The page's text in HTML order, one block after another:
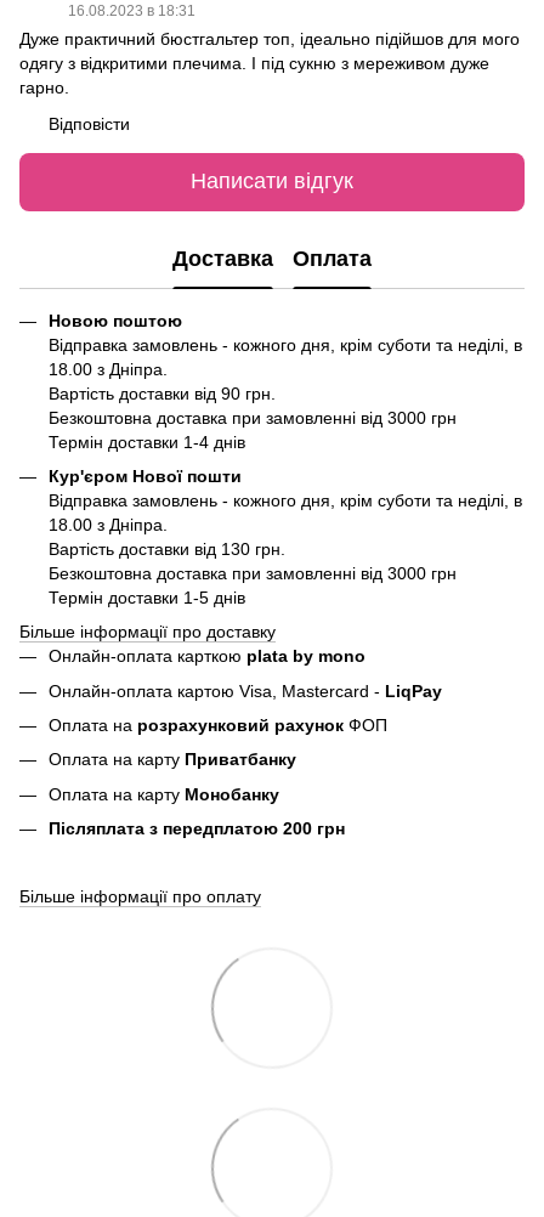
16.08.2023 в 18:31
Дуже практичний бюстгальтер топ, ідеально підійшов для мого
одягу з відкритими плечима. І під сукню з мереживом дуже
гарно.
Відповісти
Написати відгук
Доставка Оплата
Новою поштою
Відправка замовлень - кожного дня, крім суботи та неділі, в
18.00 з Дніпра.
Вартість доставки від 90 грн.
Безкоштовна доставка при замовленні від 3000 грн
Термін доставки 1-4 днів
Кур'єром Нової пошти
Відправка замовлень - кожного дня, крім суботи та неділі, в
18.00 з Дніпра.
Вартість доставки від 130 грн.
Безкоштовна доставка при замовленні від 3000 грн
Термін доставки 1-5 днів
Більше інформації про доставку
Онлайн-оплата карткою plata by mono
Онлайн-оплата картою Visa, Mastercard - LiqPay
Оплата на розрахунковий рахунок ФОП
Оплата на карту Приватбанку
Оплата на карту Монобанку
Післяплата з передплатою 200 грн
Більше інформації про оплату